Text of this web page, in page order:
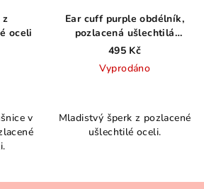
z
oceli
v
Ear cuff purple obdélník,
pozlacená ušlechtilá
chirurgická ocel
495 Kč
Vyprodáno
produktu
je
Mladistvý šperk z pozlacené
ušlechtilé oceli.